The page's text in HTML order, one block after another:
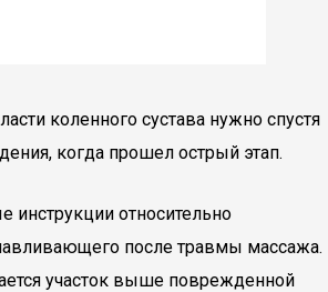
коленного сустава нужно спустя
когда прошел острый этап.
инструкции относительно
после травмы массажа.
участок выше поврежденной